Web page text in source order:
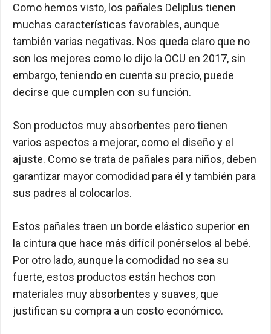
Como hemos visto, los pañales Deliplus tienen
muchas características favorables, aunque
también varias negativas. Nos queda claro que no
son los mejores como lo dijo la OCU en 2017, sin
embargo, teniendo en cuenta su precio, puede
decirse que cumplen con su función.
Son productos muy absorbentes pero tienen
varios aspectos a mejorar, como el diseño y el
ajuste. Como se trata de pañales para niños, deben
garantizar mayor comodidad para él y también para
sus padres al colocarlos.
Estos pañales traen un borde elástico superior en
la cintura que hace más difícil ponérselos al bebé.
Por otro lado, aunque la comodidad no sea su
fuerte, estos productos están hechos con
materiales muy absorbentes y suaves, que
justifican su compra a un costo económico.